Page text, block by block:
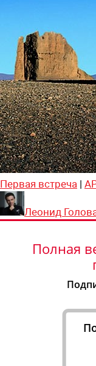
Первая встреча |
Леонид
Полная